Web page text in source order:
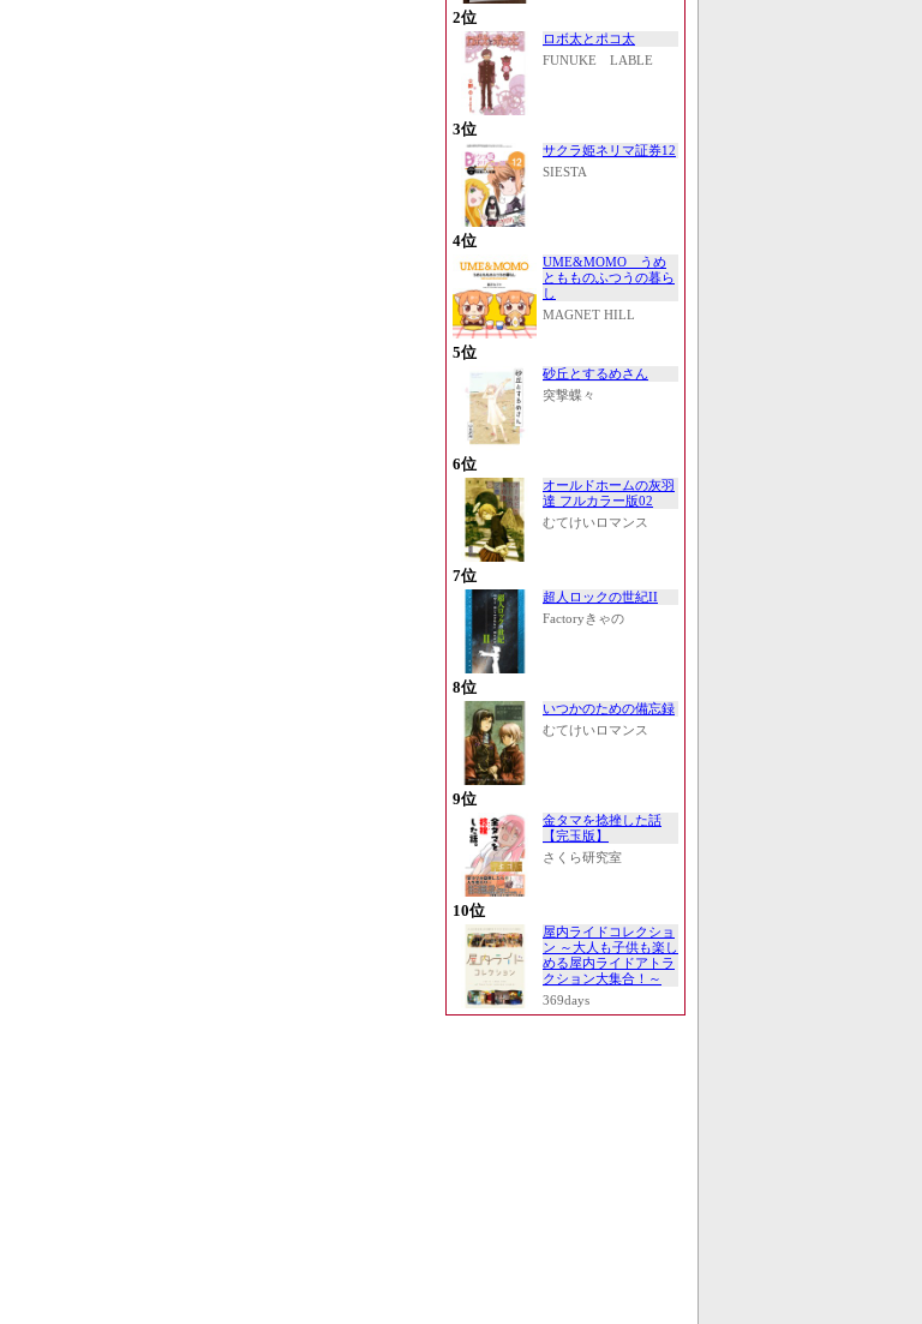
2位
ロボ太とポコ太
FUNUKE LABLE
3位
サクラ姫ネリマ証券12
SIESTA
4位
UME&MOMO うめ
ともものふつうの暮ら
し
MAGNET HILL
5位
砂丘とするめさん
突撃蝶々
6位
オールドホームの灰羽
達 フルカラー版02
むてけいロマンス
7位
超人ロックの世紀II
Factoryきゃの
8位
いつかのための備忘録
むてけいロマンス
9位
金タマを捻挫した話
【完玉版】
さくら研究室
10位
屋内ライドコレクショ
ン ～大人も子供も楽し
める屋内ライドアトラ
クション大集合！～
369days